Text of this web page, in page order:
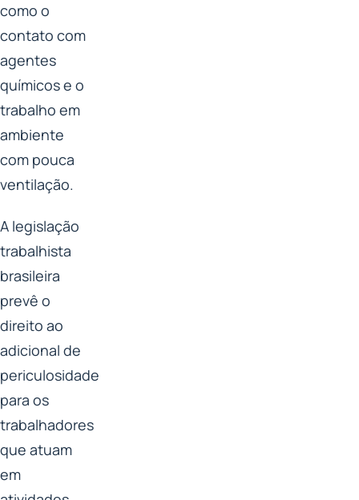
como o
contato com
agentes
químicos e o
trabalho em
ambiente
com pouca
ventilação.
A legislação
trabalhista
brasileira
prevê o
direito ao
adicional de
periculosidade
para os
trabalhadores
que atuam
em